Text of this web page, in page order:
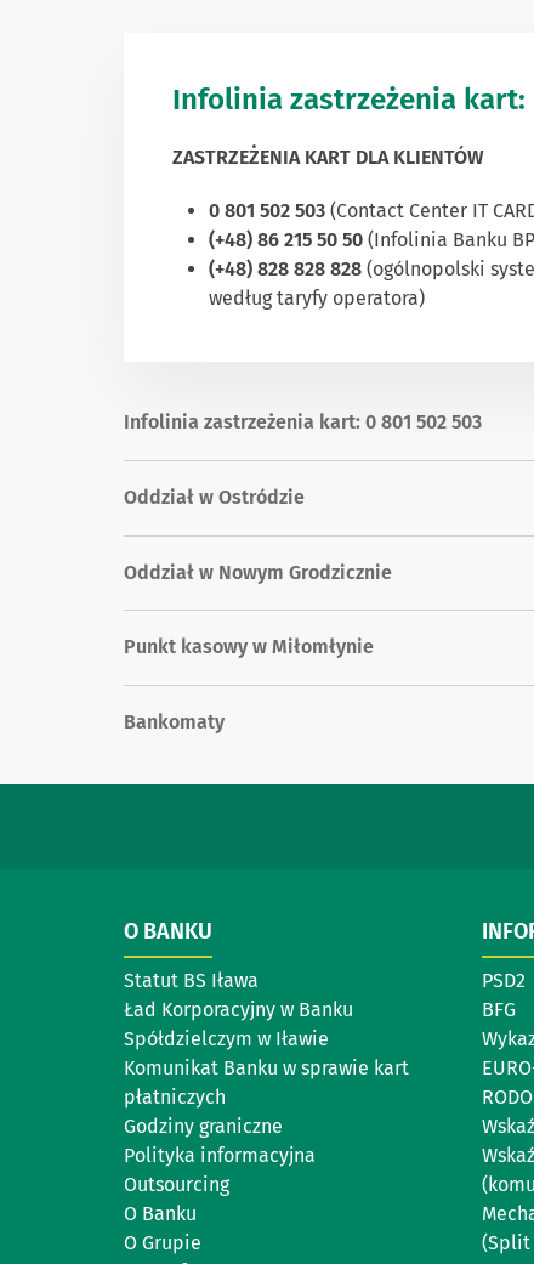
Infolinia zastrzeżenia kart:
ZASTRZEŻENIA KART DLA KLIENTÓW
0 801 502 503 (Contact Center IT
(+48) 86 215 50 50 (Infolinia Banku
(+48) 828 828 828 (ogólnopolski
według taryfy operatora)
Infolinia zastrzeżenia kart: 0 801 502 503
Oddział w Ostródzie
Oddział w Nowym Grodzicznie
Punkt kasowy w Miłomłynie
Bankomaty
O BANKU
Statut BS Iława
Ład Korporacyjny w Banku
Spółdzielczym w Iławie
Komunikat Banku w sprawie kart
płatniczych
Godziny graniczne
Polityka informacyjna
Outsourcing
O Banku
O Grupie
PSD2
BFG
RODO
(Split